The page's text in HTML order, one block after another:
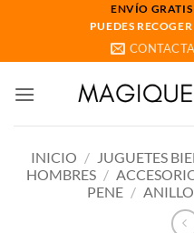
ENVÍO
PUEDES
INICIO / JUGUETES
HOMBRES /
PENE /